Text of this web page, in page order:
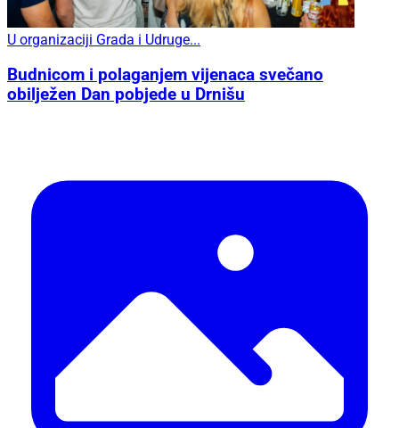
U organizaciji Grada i Udruge...
Budnicom i polaganjem vijenaca svečano
obilježen Dan pobjede u Drnišu